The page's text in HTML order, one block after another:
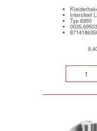
Intersteel
Typ 6950